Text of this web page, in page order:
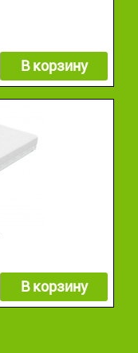
В корзину
В корзину